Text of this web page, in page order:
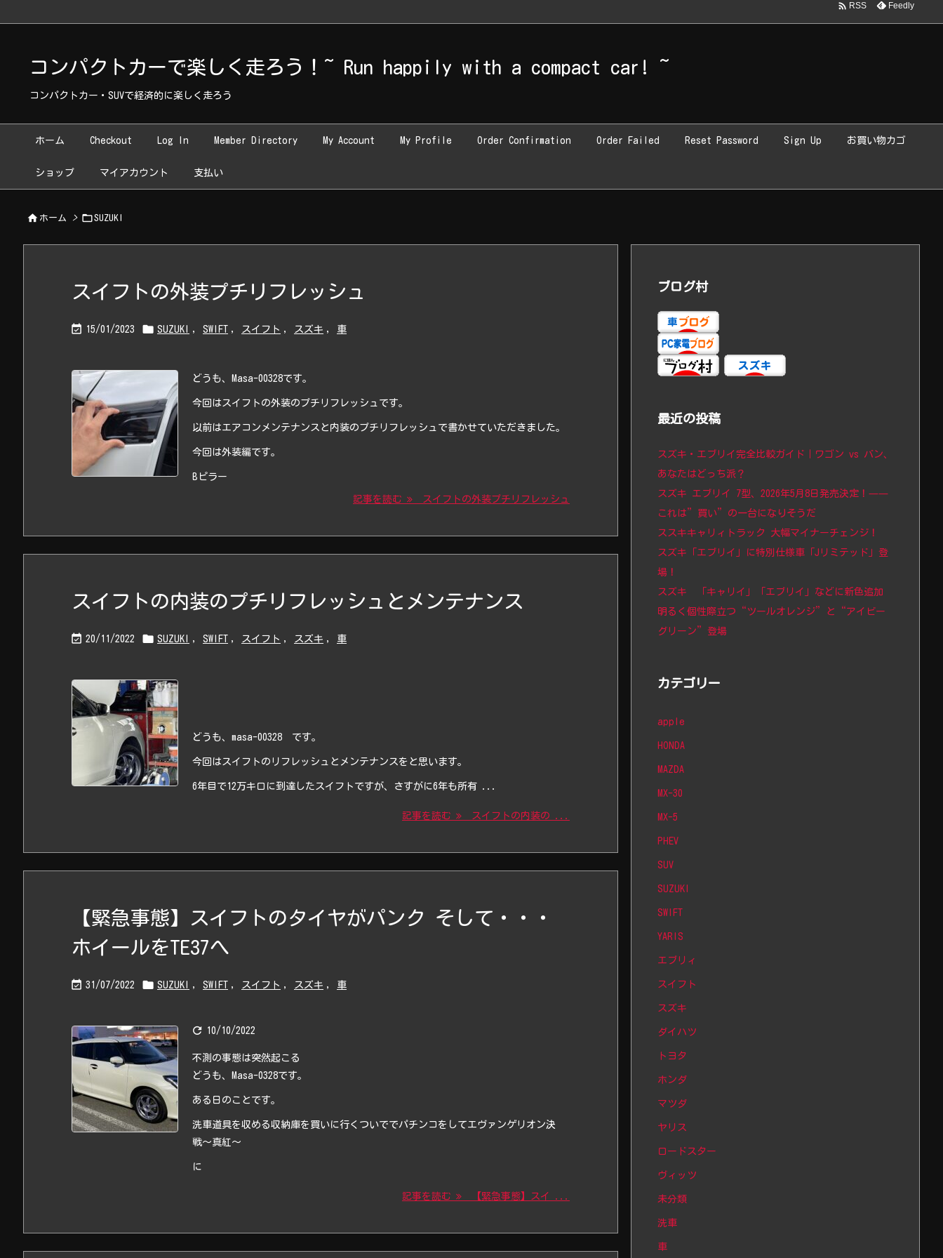
コンパクトカーで楽しく走ろう！~ Run happily with a compact car! ~
コンパクトカー・SUVで経済的に楽しく走ろう
ホーム Checkout Log In Member Directory My Account My Profile Order Confirmation Order Failed Reset Password Sign Up お買い物カゴ
ショップ マイアカウント 支払い
 RSS Feedly
 ホーム > SUZUKI
スイフトの外装プチリフレッシュ
 15/01/2023  SUZUKI , SWIFT , スイフト , スズキ , 車
どうも、Masa-00328です。
今回はスイフトの外装のプチリフレッシュです。
以前はエアコンメンテナンスと内装のプチリフレッシュで書かせていただきました。
今回は外装編です。
Bピラー
記事を読む スイフトの外装プチリフレッシュ
スイフトの内装のプチリフレッシュとメンテナンス
 20/11/2022  SUZUKI , SWIFT , スイフト , スズキ , 車
どうも、masa-00328 です。
今回はスイフトのリフレッシュとメンテナンスをと思います。
6年目で12万キロに到達したスイフトですが、さすがに6年も所有 ...
記事を読む スイフトの内装の ...
【緊急事態】スイフトのタイヤがパンク そして・・・
ホイールをTE37へ
 31/07/2022  SUZUKI , SWIFT , スイフト , スズキ , 車
 10/10/2022
不測の事態は突然起こる
どうも、Masa-0328です。
ある日のことです。
洗車道具を収める収納庫を買いに行くついででパチンコをしてエヴァンゲリオン決
戦〜真紅〜
に
記事を読む 【緊急事態】スイ ...
ブログ村
最近の投稿
スズキ・エブリイ完全比較ガイド｜ワゴン vs バン、
あなたはどっち派？
スズキ エブリイ 7型、2026年5月8日発売決定！——
これは”買い”の一台になりそうだ
ススキキャリィトラック 大幅マイナーチェンジ！
スズキ「エブリイ」に特別仕様車「Jリミテッド」登
場！
スズキ 「キャリイ」「エブリイ」などに新色追加
明るく個性際立つ“ツールオレンジ”と“アイビー
グリーン”登場
カテゴリー
apple
HONDA
MAZDA
MX-30
MX-5
PHEV
SUV
SUZUKI
SWIFT
YARIS
エブリィ
スイフト
スズキ
ダイハツ
トヨタ
ホンダ
マツダ
ヤリス
ロードスター
ヴィッツ
未分類
洗車
車